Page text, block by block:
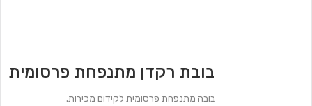
בובת רקדן מתנפחת פרסומית
בובה מתנפחת פרסומית לקידום מכירות.